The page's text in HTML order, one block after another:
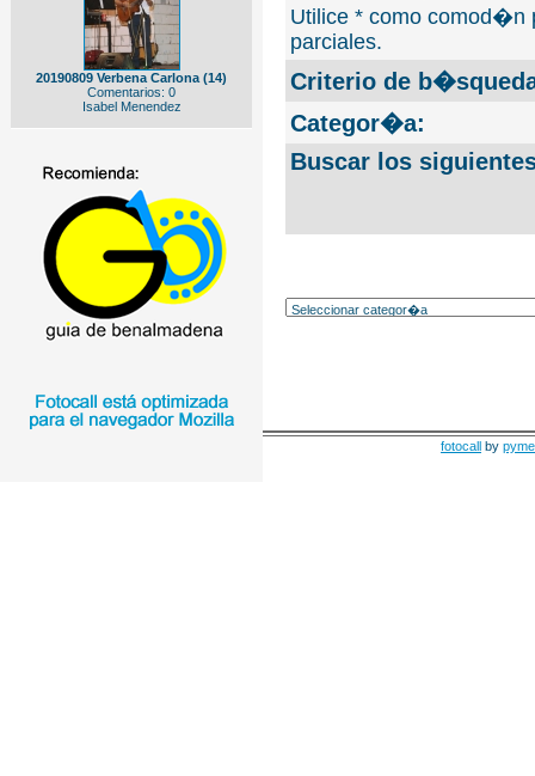
20190809 Verbena Carlona (14)
Comentarios: 0
Isabel Menendez
Utilice * como comod�n
parciales.
Criterio de
Categor�a:
Buscar los
fotocall by